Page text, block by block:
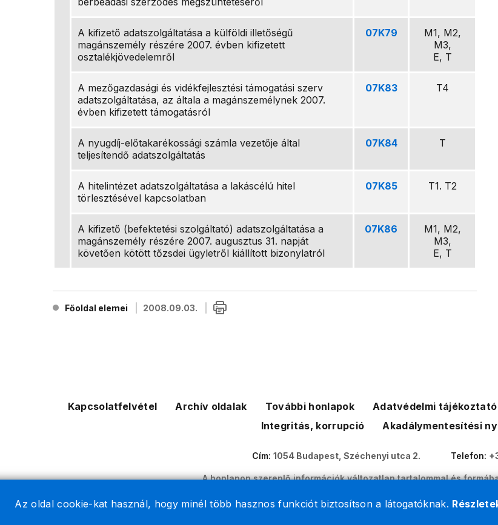
Az oldal cookie-kat használ, hogy minél több hasznos funkciót biztosítson a látogatóknak.
A kifizető adatszolgáltatása a külföldi illetőségű
magánszemély részére 2007. évben kifizetett
osztalékjövedelemről
07K79
M1, M2,
M3,
E, T
A mezőgazdasági és vidékfejlesztési támogatási szerv
adatszolgáltatása, az általa a magánszemélynek 2007.
évben kifizetett támogatásról
07K83 T4
A nyugdíj-előtakarékossági számla vezetője által
teljesítendő adatszolgáltatás
07K84 T
A hitelintézet adatszolgáltatása a lakáscélú hitel
törlesztésével kapcsolatban
07K85 T1. T2
A kifizető (befektetési szolgáltató) adatszolgáltatása a
magánszemély részére 2007. augusztus 31. napját
követően kötött tőzsdei ügyletről kiállított bizonylatról
07K86
M1, M2,
M3,
E, T
Főoldal elemei 2008.09.03.
Kapcsolatfelvétel Archív oldalak További honlapok Adatvédelmi tájékoztató
Integritás, korrupció
Akadálymentesítési
Cím: 1054 Budapest, Széchenyi utca 2. Telefon:
A honlapon szereplő információk változatlan tartalommal és
2026 © A Nemzeti Adó- és Vámhivatal weboldalai szerzői